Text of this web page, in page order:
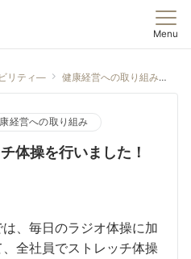
Menu
リティ― 健康経営への取り組み
経営への取り組み
体操を行いました！
、毎日のラジオ体操に加
全社員でストレッチ体操